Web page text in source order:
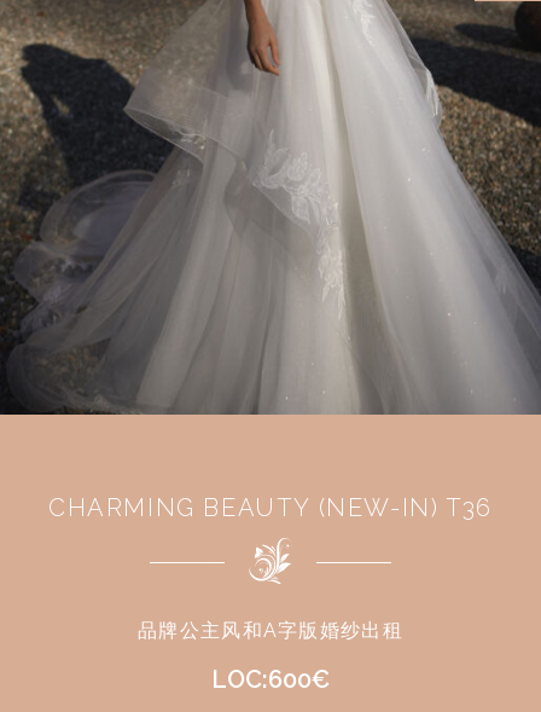
CHARMING BEAUTY (NEW-IN) T36
品牌公主风和A字版婚纱出租
LOC:600€